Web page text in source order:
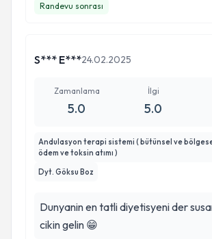
veriyorum❤️❤️❤️ iyi ki tanıştık iyi ki
sağlığıma dokundun🙏 seni tanıdığım
Randevu sonrası
S*** E***24.02.2025
Zamanlama
5.0
İlgi
5.0
Andulasyon terapi sistemi ( bütünsel ve
ödem ve toksin atımı )
Dyt. Göksu Boz
Dunyanin en tatli diyetisyeni der
cikin gelin 😁